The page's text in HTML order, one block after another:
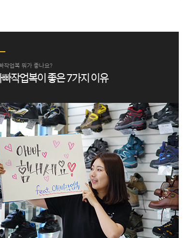
작업복 뭐가 좋나요?
작업복이 좋은 7가지 이유